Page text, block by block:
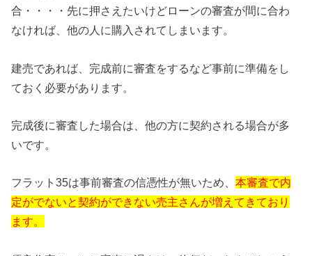
合・・・・ 先に押さえたいけどローンの審査が間に合わ
なければ、他の人に購入されてしまいます。
建売であれば、 完成前に審査をするなど事前に準備をし
ておく必要があります。
完成後に審査した場合は、他の方に契約される場合が多
いです。
フラット35は事前審査の信憑性が無いため、本審査で内
定がでないと契約ができない売主さんが増えてきており
ます。